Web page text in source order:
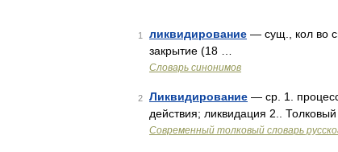
1 ликвидирование — сущ., кол во
закрытие (18 …
Словарь синонимов
2 Ликвидирование — ср. 1. процесс
действия; ликвидация 2..
Современный толковый словарь